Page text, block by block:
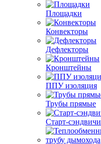
Площадки
Конвекторы
Дефлекторы
Кронштейны
ППУ изоляция
Трубы прямые
Старт-сэндвичи